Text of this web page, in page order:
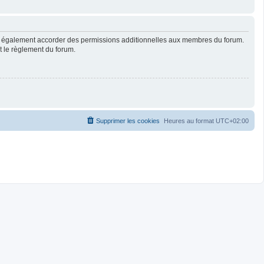
accorder des permissions additionnelles aux membres du forum.
règlement du forum.
Heures au format UTC+02:00
Supprimer les cookies